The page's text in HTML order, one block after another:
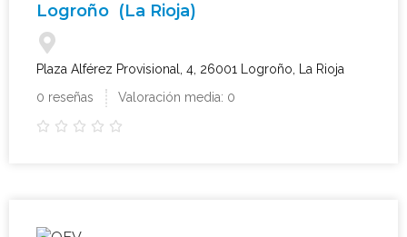
Logroño (La Rioja)
Plaza Alférez Provisional, 4, 26001 Logroño, La Rioja
0 reseñas
Valoración media: 0
    